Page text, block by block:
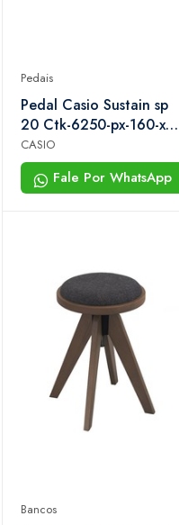
Pedais
Pedal Casio Sustain sp
20 Ctk-6250-px-160-xw-
p1gd-cdp-130
CASIO
Fale Por WhatsApp
Bancos